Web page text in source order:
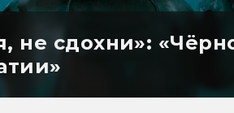
не сдохни»: